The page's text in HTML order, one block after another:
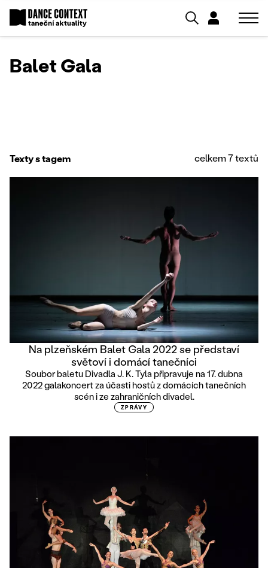
Balet Gala
Texty s tagem celkem 7 textů
Na plzeňském Balet Gala 2022 se představí
světoví i domácí tanečníci
Soubor baletu Divadla J. K. Tyla připravuje na 17. dubna
2022 galakoncert za účasti hostů z domácích tanečních
scén i ze zahraničních divadel.
ZPRÁVY